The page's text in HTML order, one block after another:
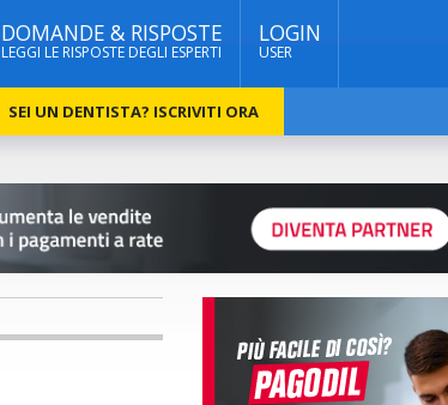
DOMANDE & RISPOSTE
LEGGI LE RISPOSTE DEGLI ESPERTI
LOGIN
USER
SEI UN DENTISTA? ISCRIVITI ORA